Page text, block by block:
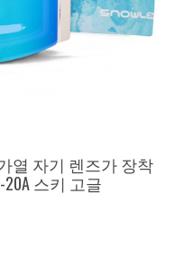
열 자기 렌즈가 장착
20A 스키 고글